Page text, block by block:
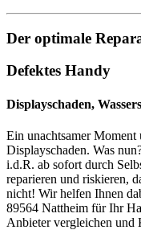
Der optimale
Defektes Handy
Displayschaden,
Ein unachtsamer
Displayschaden. Was
i.d.R. ab sofort durch
reparieren und riskieren,
nicht! Wir helfen Ihnen
89564 Nattheim für Ihr
Anbieter vergleichen und